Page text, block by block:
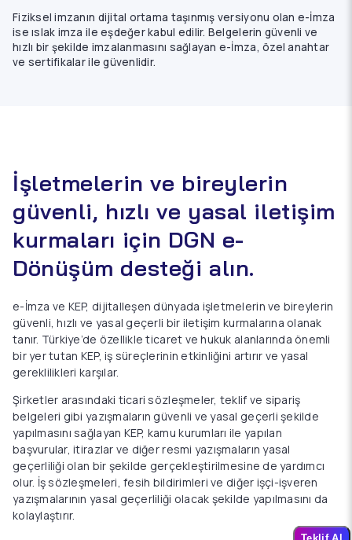
Fiziksel imzanın dijital ortama taşınmış versiyonu olan e-İmza
ise ıslak imza ile eşdeğer kabul edilir. Belgelerin güvenli ve
hızlı bir şekilde imzalanmasını sağlayan e-İmza, özel anahtar
ve sertifikalar ile güvenlidir.
İşletmelerin ve bireylerin
güvenli, hızlı ve yasal iletişim
kurmaları için DGN e-
Dönüşüm desteği alın.
e-İmza ve KEP, dijitalleşen dünyada işletmelerin ve bireylerin
güvenli, hızlı ve yasal geçerli bir iletişim kurmalarına olanak
tanır. Türkiye’de özellikle ticaret ve hukuk alanlarında önemli
bir yer tutan KEP, iş süreçlerinin etkinliğini artırır ve yasal
gereklilikleri karşılar.
Şirketler arasındaki ticari sözleşmeler, teklif ve sipariş
belgeleri gibi yazışmaların güvenli ve yasal geçerli şekilde
yapılmasını sağlayan KEP, kamu kurumları ile yapılan
başvurular, itirazlar ve diğer resmi yazışmaların yasal
geçerliliği olan bir şekilde gerçekleştirilmesine de yardımcı
olur. İş sözleşmeleri, fesih bildirimleri ve diğer işçi-işveren
yazışmalarının yasal geçerliliği olacak şekilde yapılmasını da
kolaylaştırır.
Teklif Al